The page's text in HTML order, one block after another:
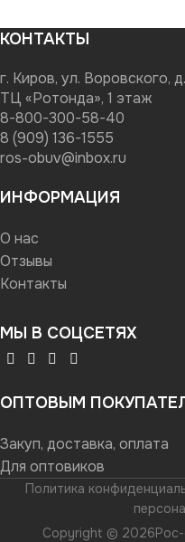
КОНТАКТЫ
г. Киров, ул. Воровского,
ТЦ «Ротонда», 1 этаж
8-800-300-58-40
8 (909) 136-1555
ros-obuv@inbox.ru
ИНФОРМАЦИЯ
О нас
Отзывы
Контакты
МЫ В СОЦСЕТЯХ
ОПТОВЫМ
Закуп, доставка, оплата
Для оптовиков
Политика
Copyright © 2026Рос-